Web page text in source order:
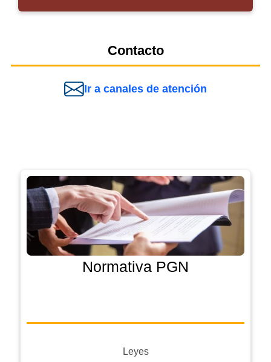
Contacto
Ir a canales de atención
Normativa PGN
Leyes